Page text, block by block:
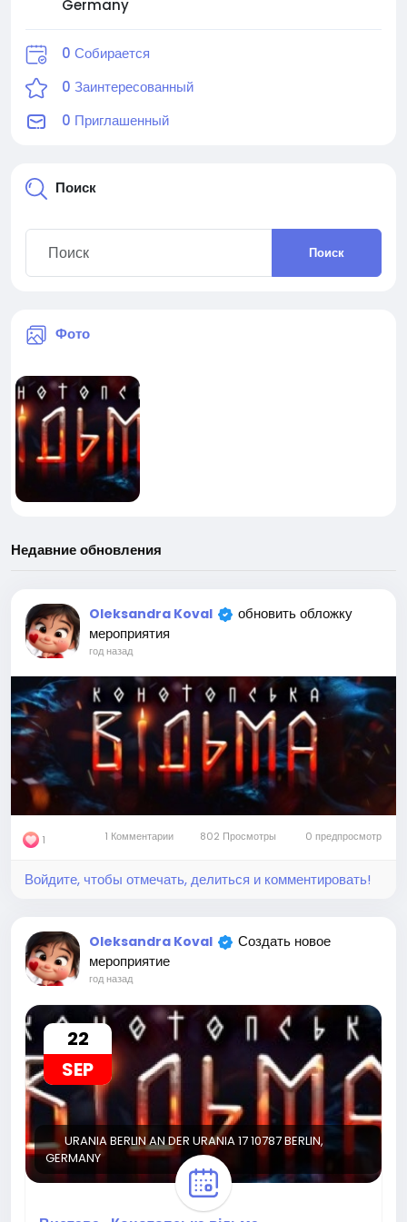
Germany
0 Собирается
0 Заинтересованный
0 Приглашенный
Поиск
Поиск
Фото
Недавние обновления
Oleksandra Koval
обновить обложку
мероприятия
год назад
1 1 Комментарии 802 Просмотры 0 предпросмотр
Войдите, чтобы отмечать, делиться и комментировать!
Oleksandra Koval
Создать новое
мероприятие
год назад
22
SEP
URANIA BERLIN AN DER URANIA 17 10787 BERLIN,
GERMANY